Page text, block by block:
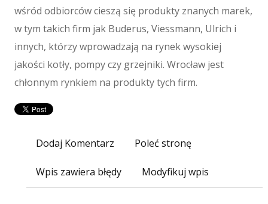
Maszyny
Maszyny
Narzędzia
Przemysł Metalowy
Spedycja
Usługi Motoryzacyjne
E-marketing
wśród odbiorców cieszą się produkty znanych marek,
w tym takich firm jak Buderus, Viessmann, Ulrich i
innych, którzy wprowadzają na rynek wysokiej
jakości kotły, pompy czy grzejniki. Wrocław jest
chłonnym rynkiem na produkty tych firm.
Dodaj Komentarz Poleć stronę
Wpis zawiera błędy Modyfikuj wpis